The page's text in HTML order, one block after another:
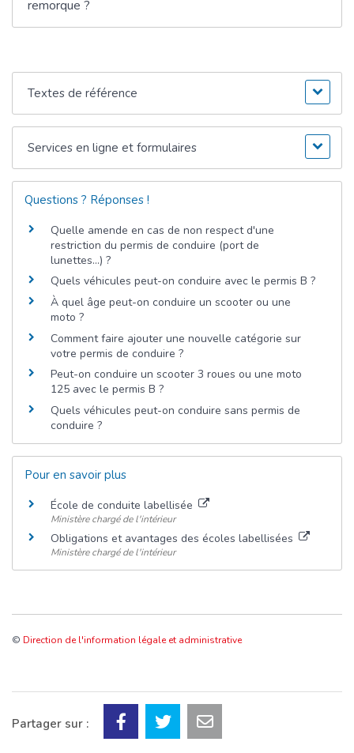
remorque ?
Textes de référence
Services en ligne et formulaires
Questions ? Réponses !
Quelle amende en cas de non respect d'une
restriction du permis de conduire (port de
lunettes...) ?
Quels véhicules peut-on conduire avec le permis B ?
À quel âge peut-on conduire un scooter ou une
moto ?
Comment faire ajouter une nouvelle catégorie sur
votre permis de conduire ?
Peut-on conduire un scooter 3 roues ou une moto
125 avec le permis B ?
Quels véhicules peut-on conduire sans permis de
conduire ?
Pour en savoir plus
École de conduite labellisée
Ministère chargé de l'intérieur
Obligations et avantages des écoles labellisées
Ministère chargé de l'intérieur
© Direction de l'information légale et administrative
Partager sur :